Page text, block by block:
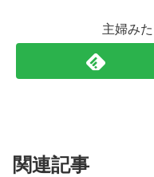
主婦み
関連記事